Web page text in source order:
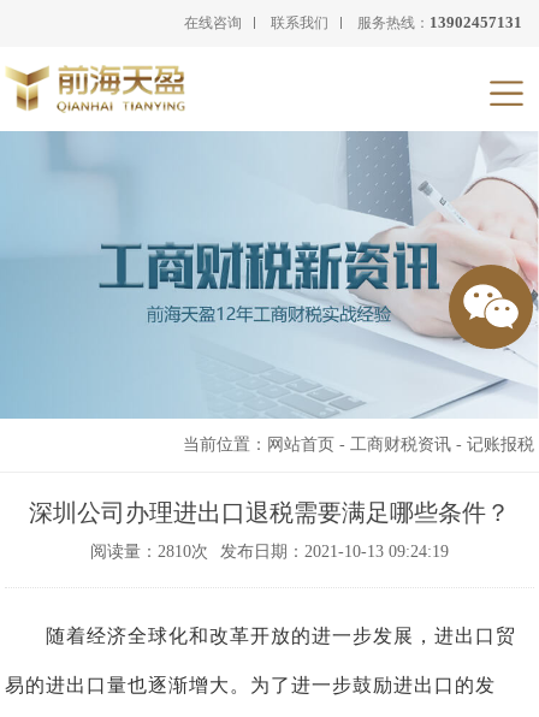
在线咨询 联系我们 服务热线： 13902457131
当前位置： 网站首页 - 工商财税资讯- 记账报税
深圳公司办理进出口退税需要满足哪些条件？
阅读量：2810次 发布日期：2021-10-13 09:24:19
随着经济全球化和改革开放的进一步发展，进出口贸
易的进出口量也逐渐增大。为了进一步鼓励进出口的发